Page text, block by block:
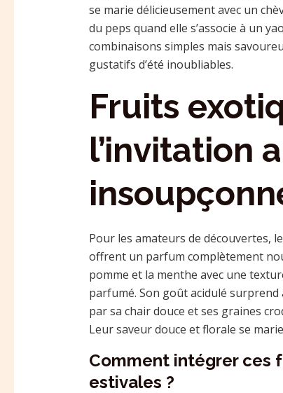
se marie délicieusement avec un
du peps quand elle s’associe à un
combinaisons simples mais
gustatifs d’été inoubliables.
Fruits
l’invitation
Pour les amateurs de découvertes,
offrent un parfum complètement
pomme et la menthe avec une
parfumé. Son goût acidulé
par sa chair douce et ses graines
Leur saveur douce et florale se
Comment intégrer ces
estivales ?